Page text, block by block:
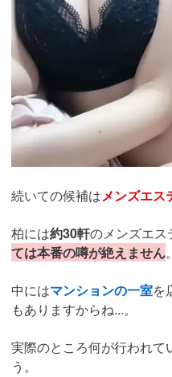
続いての候補はメンズエス
柏には約30軒のメンズエス
ては本番の噂が絶えません。
中にはマンションの一室を
もありますからね...。
実際のところ何が行われて
う。